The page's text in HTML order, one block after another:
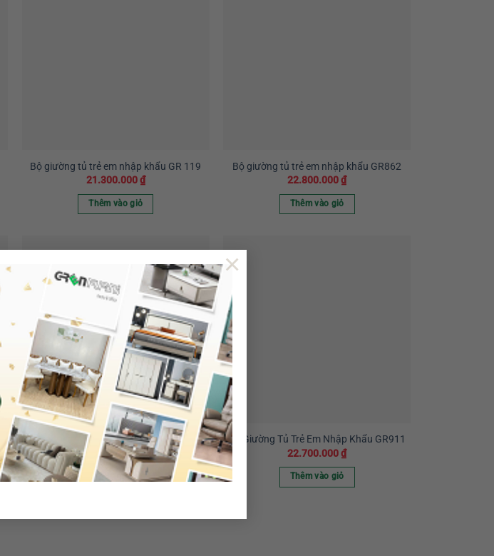
×
Bộ giường tủ trẻ em nhập khẩu GR 119
21.300.000₫
Thêm vào giỏ
Bộ giường tủ trẻ em nhập khẩu GR862
22.800.000₫
Thêm vào giỏ
Bộ giường tủ trẻ em nhập khẩu GR105
21.300.000₫
Thêm vào giỏ
Bộ Giường Tủ Trẻ Em Nhập Khẩu GR911
22.700.000₫
Thêm vào giỏ